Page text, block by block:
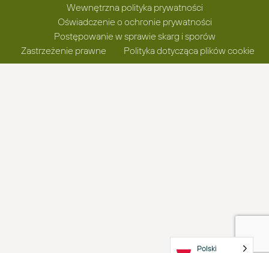
Wewnętrzna polityka prywatności
Oświadczenie o ochronie prywatności
Postępowanie w sprawie skarg i sporów
Zastrzeżenie prawne
Polityka dotycząca plików cookie
Polski